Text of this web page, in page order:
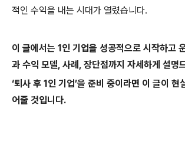
적인 수익을 내는 시대가 열렸습니다.
이 글에서는 1인 기업을 성공적으로 시작하고
과 수익 모델, 사례, 장단점까지 자세하게 설명
‘퇴사 후 1인 기업’을 준비 중이라면 이 글이 현
어줄 것입니다.